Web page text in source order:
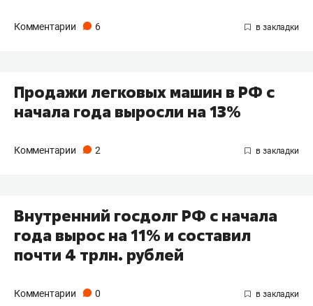
Комментарии 6
Продажи легковых машин в РФ с
начала года выросли на 13%
Комментарии 2
Внутренний госдолг РФ с начала
года вырос на 11% и составил
почти 4 трлн. рублей
Комментарии 0